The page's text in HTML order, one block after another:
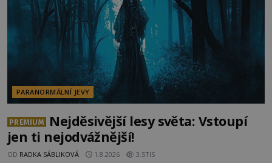
PARANORMÁLNÍ JEVY
PREMIUM
Nejděsivější lesy světa: Vstoupí
jen ti nejodvážnější!
OD RADKA SÁBLIKOVÁ 1.8.2026 3.5TIS